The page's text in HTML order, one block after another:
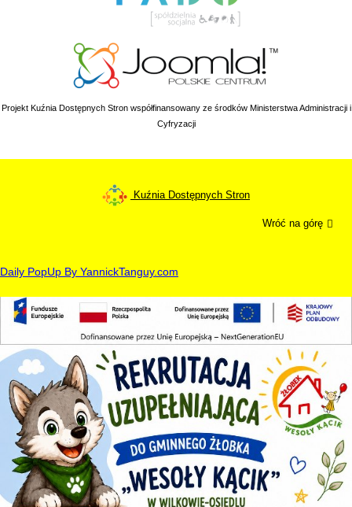
Projekt Kuźnia Dostępnych Stron współfinansowany ze środków Ministerstwa Administracji i
Cyfryzacji
Kuźnia Dostępnych Stron
Wróć na górę
Daily PopUp By YannickTanguy.com